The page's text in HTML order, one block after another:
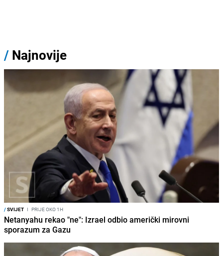
/ Najnovije
/SVIJET I PRIJE OKO 1H
Netanyahu rekao "ne": Izrael odbio američki mirovni
sporazum za Gazu